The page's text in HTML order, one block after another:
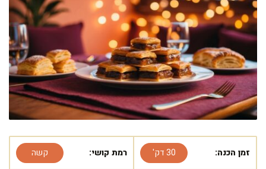
זמן הכנה: 30 דק' רמת קושי: קשה